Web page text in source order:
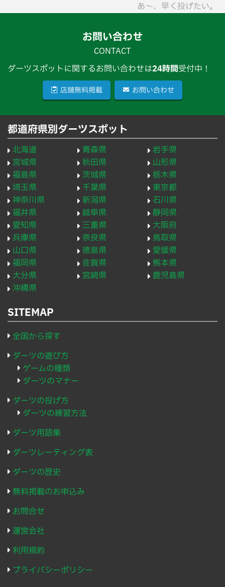
あ〜、早く投げたい。
お問い合わせ
CONTACT
ダーツスポットに関するお問い合わせは24時間受付中！
店舗無料掲載 お問い合わせ
都道府県別ダーツスポット
北海道 青森県
岩手県
宮城県
秋田県
山形県
福島県
茨城県
栃木県
埼玉県
千葉県
東京都
神奈川県
新潟県
石川県
福井県
岐阜県
静岡県
愛知県
三重県
大阪府
兵庫県
奈良県
鳥取県
山口県
徳島県
愛媛県
福岡県
佐賀県
熊本県
大分県
宮崎県
鹿児島県
沖縄県
SITEMAP
全国から探す
ダーツの遊び方
ゲームの種類
ダーツのマナー
ダーツの投げ方
ダーツの練習方法
ダーツ用語集
ダーツレーティング表
ダーツの歴史
無料掲載のお申込み
お問合せ
運営会社
利用規約
プライバシーポリシー